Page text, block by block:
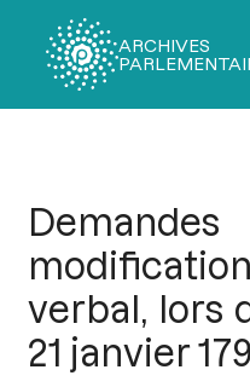
ARCHIVES
verbal, lors
21 janvier